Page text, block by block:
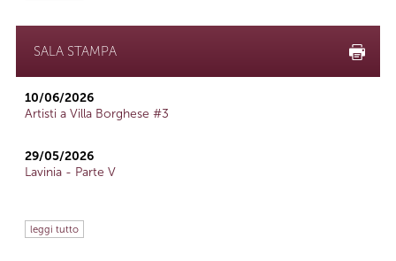
SALA STAMPA
10/06/2026
Artisti a Villa Borghese #3
29/05/2026
Lavinia - Parte V
leggi tutto